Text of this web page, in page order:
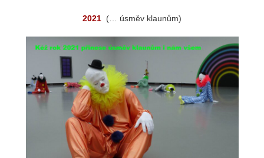
2021 (… úsměv klaunům)